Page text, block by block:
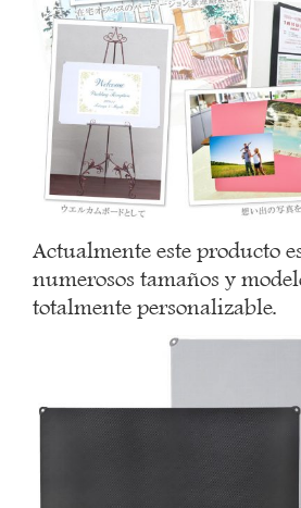
Actualmente este producto
numerosos tamaños y
totalmente personalizable.